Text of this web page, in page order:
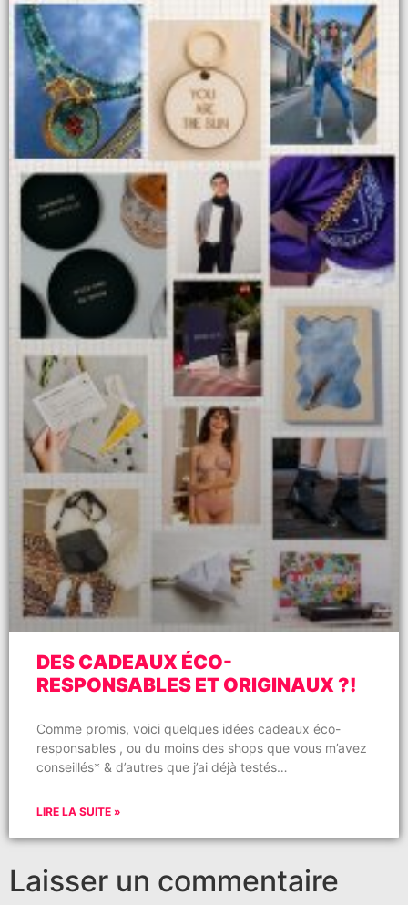
DES CADEAUX ÉCO-
RESPONSABLES ET ORIGINAUX ?!
Comme promis, voici quelques idées cadeaux éco-
responsables , ou du moins des shops que vous m’avez
conseillés* & d’autres que j’ai déjà testés…
LIRE LA SUITE »
Laisser un commentaire